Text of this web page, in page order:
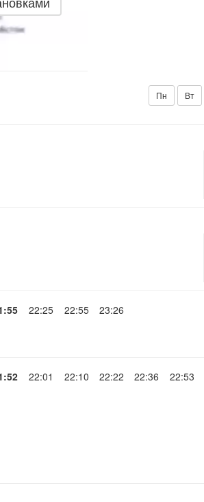
Пн Вт
22:25 22:55 23:26
22:01 22:10 22:22 22:36 22:53